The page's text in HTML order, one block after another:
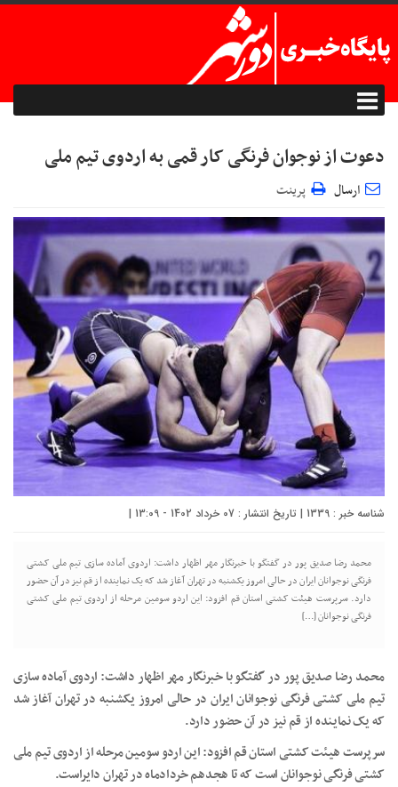
دعوت از نوجوان فرنگی کار قمی به اردوی تیم ملی
ارسال پرینت
شناسه خبر : 1339 | تاریخ انتشار : 07 خرداد 1402 - 13:09 |
محمد رضا صدیق پور در گفتگو با خبرنگار مهر اظهار داشت: اردوی آماده سازی تیم ملی کشتی
فرنگی نوجوانان ایران در حالی امروز یکشنبه در تهران آغاز شد که یک نماینده از قم نیز در آن حضور
دارد. سرپرست هیئت کشتی استان قم افزود: این اردو سومین مرحله از اردوی تیم ملی کشتی
فرنگی نوجوانان […]
محمد رضا صدیق پور در گفتگو با خبرنگار مهر اظهار داشت: اردوی آماده سازی
تیم ملی کشتی فرنگی نوجوانان ایران در حالی امروز یکشنبه در تهران آغاز شد
که یک نماینده از قم نیز در آن حضور دارد.
سرپرست هیئت کشتی استان قم افزود: این اردو سومین مرحله از اردوی تیم ملی
کشتی فرنگی نوجوانان است که تا هجدهم خردادماه در تهران دایراست.